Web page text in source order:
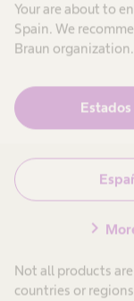
Your are about to
Spain. We
Braun organization.
chevron_right
Not all products
countries or
eficiencia que
la generación
recuperar
equipos
los envases
disminuir la
hemodiálisis